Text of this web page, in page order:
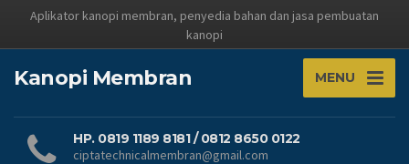
Aplikator kanopi membran, penyedia bahan dan jasa pembuatan
kanopi
Kanopi Membran MENU
HP. 0819 1189 8181 / 0812 8650 0122
ciptatechnicalmembran@gmail.com